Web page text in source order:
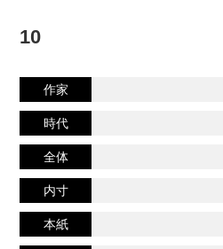
10
作家
時代
全体
内寸
本紙